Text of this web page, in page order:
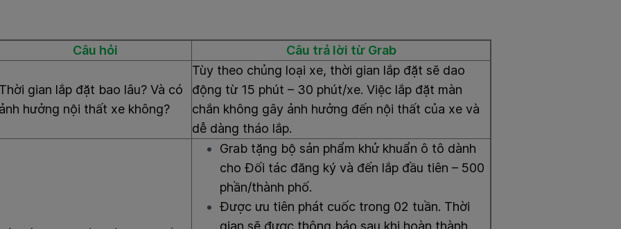
Câu hỏi Câu trả lời từ Grab
gian lắp đặt bao lâu? Và có
hưởng nội thất xe không?
Tùy theo chủng loại xe, thời gian lắp đặt sẽ dao
động từ 15 phút – 30 phút/xe. Việc lắp đặt màn
chắn không gây ảnh hưởng đến nội thất của xe và
dễ dàng tháo lắp.
Grab tặng bộ sản phẩm khử khuẩn ô tô dành
cho Đối tác đăng ký và đến lắp đầu tiên – 500
phần/thành phố.
Được ưu tiên phát cuốc trong 02 tuần. Thời
gian sẽ được thông báo sau khi hoàn thành